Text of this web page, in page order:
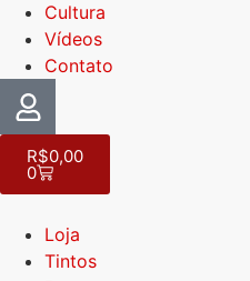
Cultura
Vídeos
Contato
R$0,00
0
Loja
Tintos